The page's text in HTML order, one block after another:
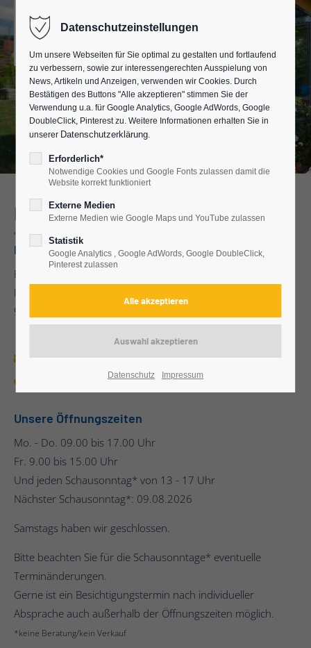
BAUMANN Wintergarteninsel
Ihr Kontakt zu uns
BAUMANN Wintergarten GmbH
Industriestraße 1
96342 Stockheim
info@baumann-wintergarten.de
+49 (0)9265/940-10
Unsere Öffnungszeiten
Mo. - Do. 09.00 bis 17.00 Uhr
Fr. 9.00 bis 15.00 Uhr
Und jeden Schausonntag* von 13 - 17 Uhr
Nächster Schausonntag*: 09.08.2026
Samstags haben wir geschlossen.
Bitte beachten Sie für die Schausonntage* eventuelle
Terminänderungen.
Gerne ist ein Besichtigungstermin nach individueller
Absprache auch außerhalb der Öffnungszeiten möglich.
*keine Beratung/kein Verkauf
Datenschutzeinstellungen
Um unsere Webseiten für Sie optimal zu gestalten und fortlaufend
zu verbessern, sowie zur interessengerechten Ausspielung von
News, Artikeln und Anzeigen, verwenden wir Cookies. Durch
Bestätigen des Buttons "Alle akzeptieren" stimmen Sie der
Verwendung u.a. für Google Analytics, Google AdWords, Google
DoubleClick, Pinterest zu. Weitere Informationen erhalten Sie in
unserer Datenschutzerklärung.
Erforderlich*
Notwendige Cookies und Google Fonts zulassen damit die
Website korrekt funktioniert
Externe Medien
Externe Medien wie Google Maps und YouTube zulassen
Statistik
Google Analytics , Google AdWords, Google DoubleClick,
Pinterest zulassen
Datenschutz Impressum